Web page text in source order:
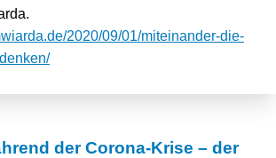
2020/09/01/miteinander-die-
der Corona-Krise – der